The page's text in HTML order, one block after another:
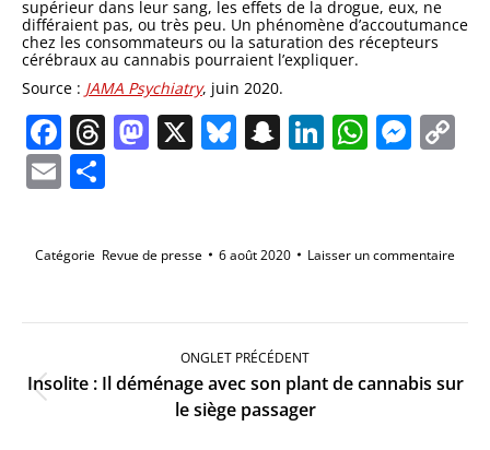
supérieur dans leur sang, les effets de la drogue, eux, ne
différaient pas, ou très peu. Un phénomène d’accoutumance
chez les consommateurs ou la saturation des récepteurs
cérébraux au cannabis pourraient l’expliquer.
Source : JAMA Psychiatry, juin 2020.
Facebook
Threads
Mastodon
X Bluesky
Snapchat
LinkedIn
Email
Catégorie Revue de presse 6 août 2020 Laisser un commentaire
Navigation
ONGLET PRÉCÉDENT
Onglet
précédent
Insolite : Il déménage avec son plant de cannabis sur
le siège passager